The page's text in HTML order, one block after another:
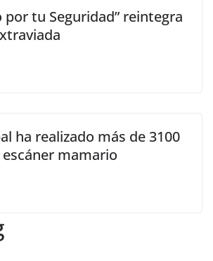
por tu Seguridad” reintegra
ha realizado más de 3100
mamario